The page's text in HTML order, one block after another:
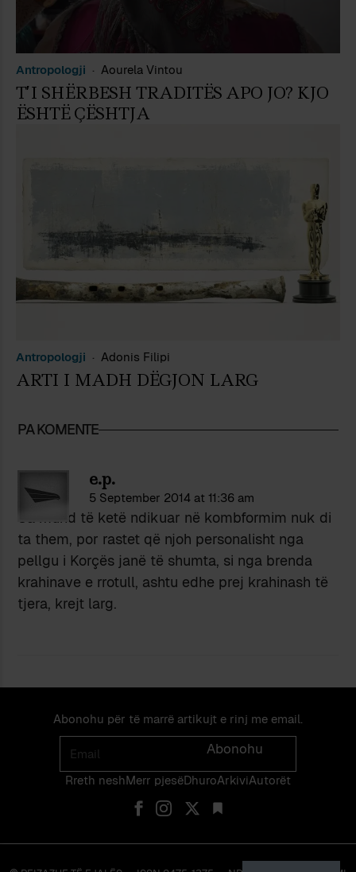
Antropologji Aourela Vintou
T’I SHËRBESH TRADITËS APO JO? KJO
ËSHTË ÇËSHTJA
Antropologji Adonis Filipi
ARTI I MADH DËGJON LARG
PA KOMENTE
e.p.
5 September 2014 at 11:36 am
Sa mund të ketë ndikuar në kombformim nuk di
ta them, por rastet që njoh personalisht nga
pellgu i Korçës janë të shumta, si nga brenda
krahinave e rrotull, ashtu edhe prej krahinash të
tjera, krejt larg.
Abonohu për të marrë artikujt e rinj me email.
Email
Abonohu
Rreth neshMerr pjes​​ë​DhuroArkiviAutorët